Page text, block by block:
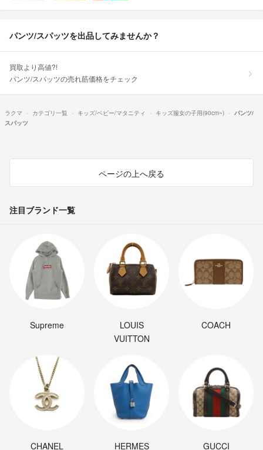
パンツ/スパッツを出品してみませんか？
買取より高値?!
パンツ/スパッツの売れ筋価格をチェック
ラクマ カテゴリ一覧 キッズ/ベビー/マタニティ キッズ服女の子用(90cm~)
パンツ/
スパッツ
ページの上へ戻る
注目ブランド一覧
Supreme
LOUIS
VUITTON
COACH
CHANEL HERMES GUCCI